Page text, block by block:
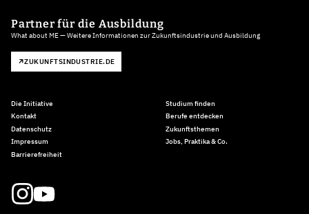
Partner für die Ausbildung
What about ME — Weitere Informationen zur Zukunftsindustrie und Ausbildung
ZUKUNFTSINDUSTRIE.DE
Die Initiative
Kontakt
Datenschutz
Impressum
Barrierefreiheit
Studium finden
Berufe entdecken
Zukunftsthemen
Jobs, Praktika & Co.